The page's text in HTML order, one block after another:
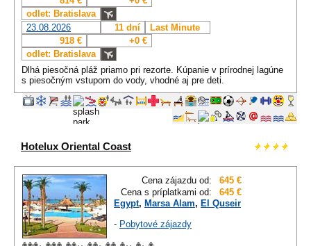
odlet: Bratislava
23.08.2026
11 dní
Last Minute
918 €
+0 €
odlet: Bratislava
Dlhá piesočná pláž priamo pri rezorte. Kúpanie v prírodnej lagúne
s piesočným vstupom do vody, vhodné aj pre deti.
Hotelux Oriental Coast
Cena zájazdu od:
645 €
Cena s príplatkami od:
645 €
Egypt, Marsa Alam, El Quseir
- Pobytové zájazdy